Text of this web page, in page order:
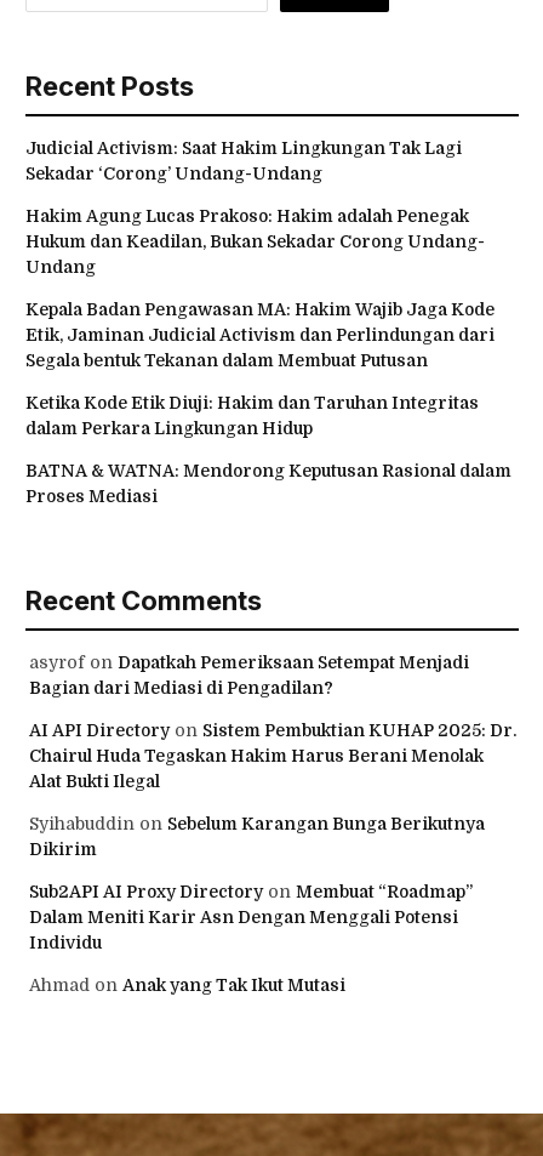
Recent Posts
Judicial Activism: Saat Hakim Lingkungan Tak Lagi
Sekadar ‘Corong’ Undang-Undang
Hakim Agung Lucas Prakoso: Hakim adalah Penegak
Hukum dan Keadilan, Bukan Sekadar Corong Undang-
Undang
Kepala Badan Pengawasan MA: Hakim Wajib Jaga Kode
Etik, Jaminan Judicial Activism dan Perlindungan dari
Segala bentuk Tekanan dalam Membuat Putusan
Ketika Kode Etik Diuji: Hakim dan Taruhan Integritas
dalam Perkara Lingkungan Hidup
BATNA & WATNA: Mendorong Keputusan Rasional dalam
Proses Mediasi
Recent Comments
asyrofon Dapatkah Pemeriksaan Setempat Menjadi
Bagian dari Mediasi di Pengadilan?
AI API Directoryon Sistem Pembuktian KUHAP 2025: Dr.
Chairul Huda Tegaskan Hakim Harus Berani Menolak
Alat Bukti Ilegal
Syihabuddin on Sebelum Karangan Bunga Berikutnya
Dikirim
Sub2API AI Proxy Directoryon Membuat “Roadmap”
Dalam Meniti Karir Asn Dengan Menggali Potensi
Individu
Ahmad on Anak yang Tak Ikut Mutasi